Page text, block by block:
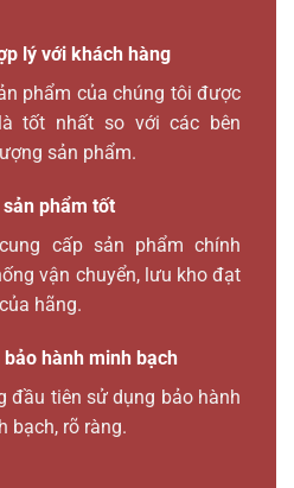
lý với khách hàng
phẩm của chúng tôi được
tốt nhất so với các bên
sản phẩm.
phẩm tốt
cấp sản phẩm chính
vận chuyển, lưu kho đạt
hãng.
bảo hành minh bạch
đầu tiên sử dụng bảo hành
bạch, rõ ràng.